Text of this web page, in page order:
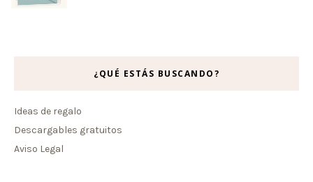
¿QUÉ ESTÁS BUSCANDO?
Ideas de regalo
Descargables gratuitos
Aviso Legal